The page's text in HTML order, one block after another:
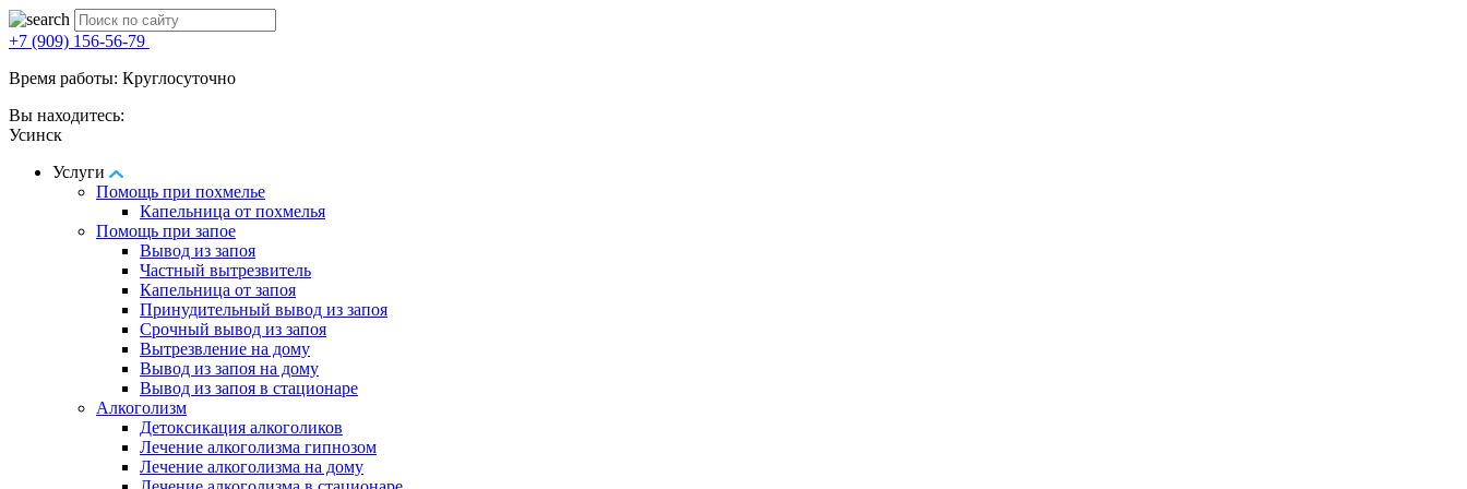
+7 (909) 156-56-79
Время работы: Круглосуточно
Вы находитесь:
Усинск
Услуги
Помощь при похмелье
Капельница от похмелья
Помощь при запое
Вывод из запоя
Частный вытрезвитель
Капельница от запоя
Принудительный вывод из запоя
Срочный вывод из запоя
Вытрезвление на дому
Вывод из запоя на дому
Вывод из запоя в стационаре
Алкоголизм
Детоксикация алкоголиков
Лечение алкоголизма гипнозом
Лечение алкоголизма на дому